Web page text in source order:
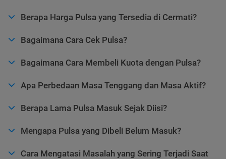
Berapa Harga Pulsa yang Tersedia di Cermati?
Bagaimana Cara Cek Pulsa?
Bagaimana Cara Membeli Kuota dengan Pulsa?
Apa Perbedaan Masa Tenggang dan Masa Aktif?
Berapa Lama Pulsa Masuk Sejak Diisi?
Mengapa Pulsa yang Dibeli Belum Masuk?
Cara Mengatasi Masalah yang Sering Terjadi Saat